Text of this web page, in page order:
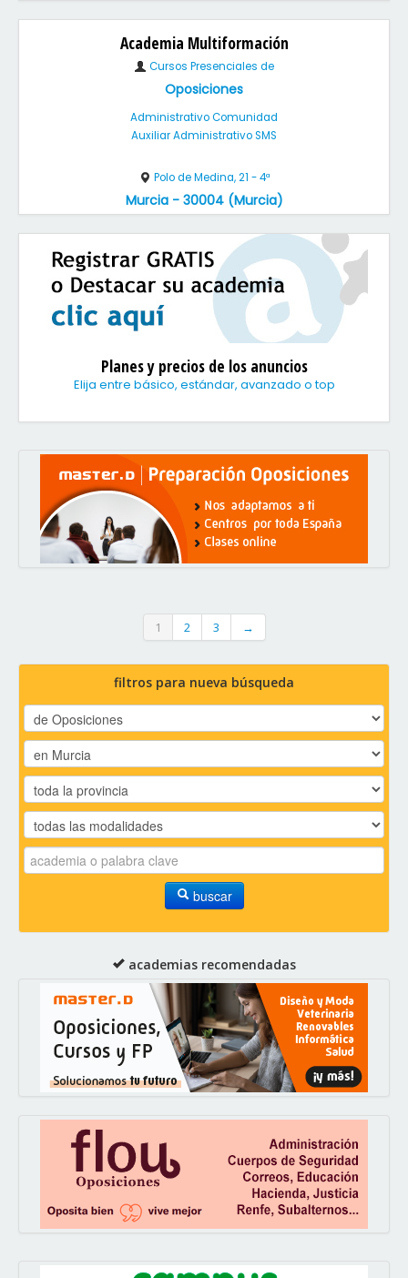
Academia Multiformación
Cursos Presenciales de
Oposiciones
Administrativo Comunidad
Auxiliar Administrativo SMS
Polo de Medina, 21 - 4ª
Murcia - 30004 (Murcia)
Planes y precios de los anuncios
Elija entre básico, estándar, avanzado o top
1 2 3 →
filtros para nueva búsqueda
buscar
academias recomendadas